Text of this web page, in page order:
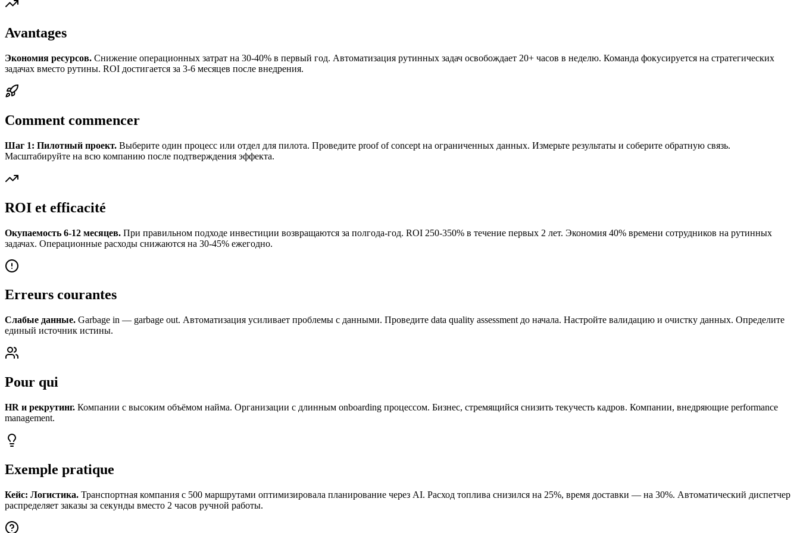
Avantages
Экономия ресурсов. Снижение операционных затрат на 30-40% в первый год. Автоматизация рутинных задач освобождает 20+ часов в неделю. Команда фокусируется на стратегических
задачах вместо рутины. ROI достигается за 3-6 месяцев после внедрения.
Comment commencer
Шаг 1: Пилотный проект. Выберите один процесс или отдел для пилота. Проведите proof of concept на ограниченных данных. Измерьте результаты и соберите обратную связь.
Масштабируйте на всю компанию после подтверждения эффекта.
ROI et efficacité
Окупаемость 6-12 месяцев. При правильном подходе инвестиции возвращаются за полгода-год. ROI 250-350% в течение первых 2 лет. Экономия 40% времени сотрудников на рутинных
задачах. Операционные расходы снижаются на 30-45% ежегодно.
Erreurs courantes
Слабые данные. Garbage in — garbage out. Автоматизация усиливает проблемы с данными. Проведите data quality assessment до начала. Настройте валидацию и очистку данных. Определите
единый источник истины.
Pour qui
HR и рекрутинг. Компании с высоким объёмом найма. Организации с длинным onboarding процессом. Бизнес, стремящийся снизить текучесть кадров. Компании, внедряющие performance
management.
Exemple pratique
Кейс: Логистика. Транспортная компания с 500 маршрутами оптимизировала планирование через AI. Расход топлива снизился на 25%, время доставки — на 30%. Автоматический диспетчер
распределяет заказы за секунды вместо 2 часов ручной работы.